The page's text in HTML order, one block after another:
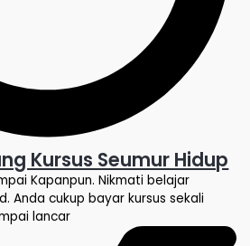
Kursus Seumur Hidup
Kapanpun. Nikmati belajar
Anda cukup bayar kursus sekali
lancar